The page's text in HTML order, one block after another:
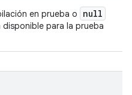
en prueba o null
para la prueba